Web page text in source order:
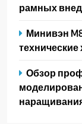
рамных
Минивэн
технические
Обзор